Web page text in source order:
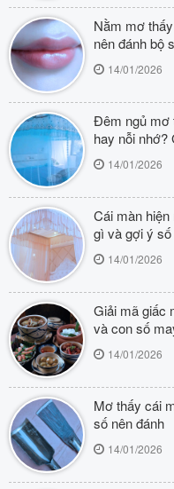
Nằm mơ
nên đánh bộ
14/01/2026
Đêm ngủ mơ
hay nỗi nhớ?
14/01/2026
Cái màn
gì và gợi ý
14/01/2026
Giải mã giấc
và con số
14/01/2026
Mơ thấy cái
số nên đánh
14/01/2026